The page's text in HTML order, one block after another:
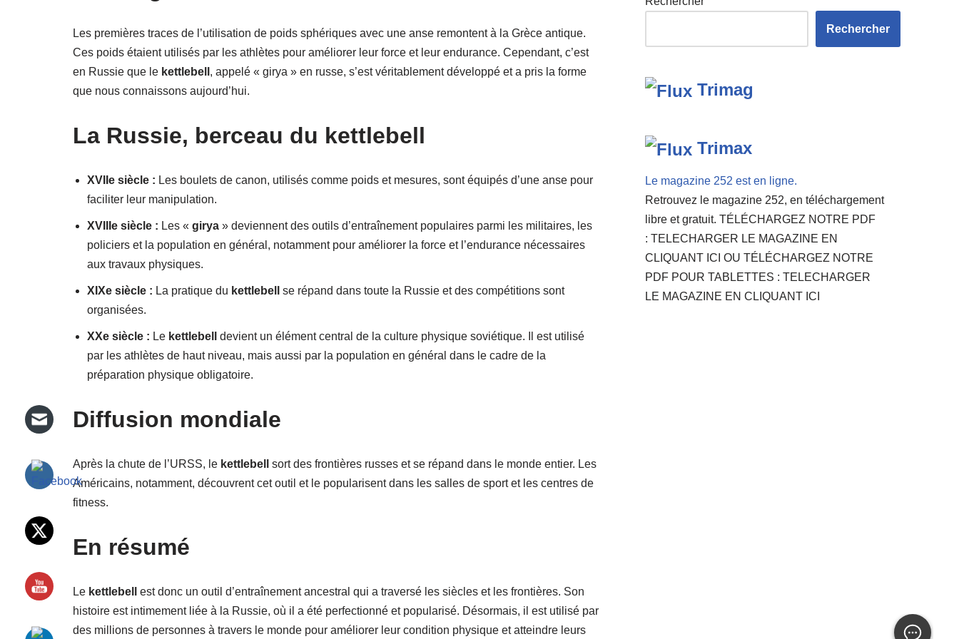
Les premières traces de l’utilisation de poids sphériques avec une anse remontent à la Grèce antique.
Ces poids étaient utilisés par les athlètes pour améliorer leur force et leur endurance. Cependant, c’est
en Russie que le kettlebell , appelé « girya » en russe, s’est véritablement développé et a pris la forme
que nous connaissons aujourd’hui.
La Russie, berceau du kettlebell
XVIIe siècle : Les boulets de canon, utilisés comme poids et mesures, sont équipés d’une anse pour
faciliter leur manipulation.
XVIIIe siècle : Les « girya » deviennent des outils d’entraînement populaires parmi les militaires, les
policiers et la population en général, notamment pour améliorer la force et l’endurance nécessaires
aux travaux physiques.
XIXe siècle : La pratique du kettlebell se répand dans toute la Russie et des compétitions sont
organisées.
XXe siècle : Le kettlebell devient un élément central de la culture physique soviétique. Il est utilisé
par les athlètes de haut niveau, mais aussi par la population en général dans le cadre de la
préparation physique obligatoire.
Diffusion mondiale
Après la chute de l’URSS, le kettlebell sort des frontières russes et se répand dans le monde entier. Les
Américains, notamment, découvrent cet outil et le popularisent dans les salles de sport et les centres de
fitness.
En résumé
Le kettlebell est donc un outil d’entraînement ancestral qui a traversé les siècles et les frontières. Son
histoire est intimement liée à la Russie, où il a été perfectionné et popularisé. Désormais, il est utilisé par
des millions de personnes à travers le monde pour améliorer leur condition physique et atteindre leurs
Rechercher
Trimag
Trimax
Le magazine 252 est en ligne.
Retrouvez le magazine 252, en téléchargement
libre et gratuit. TÉLÉCHARGEZ NOTRE PDF
: TELECHARGER LE MAGAZINE EN
CLIQUANT ICI OU TÉLÉCHARGEZ NOTRE
PDF POUR TABLETTES : TELECHARGER
LE MAGAZINE EN CLIQUANT ICI